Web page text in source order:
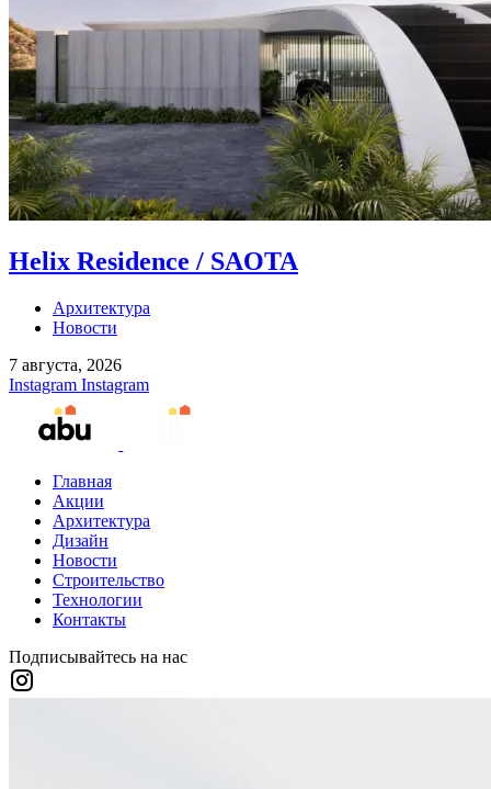
Helix Residence / SAOTA
Архитектура
Новости
7 августа, 2026
Instagram Instagram
Главная
Акции
Архитектура
Дизайн
Новости
Строительство
Технологии
Контакты
Подписывайтесь на нас